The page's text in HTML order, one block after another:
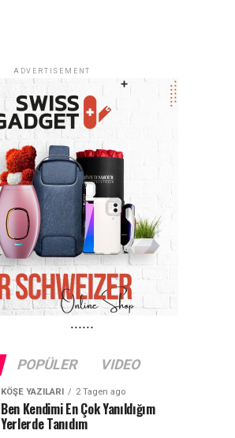
ADVERTISEMENT
POPÜLER VIDEO
KÖŞE YAZILARI 2 Tagen ago
Ben Kendimi En Çok Yanıldığım
Yerlerde Tanıdım